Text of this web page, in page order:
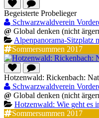
Begeisterte Probelieger
Schwarzwaldverein
@ Global denken (nicht
Alpenpanorama-Sitzplatz
Sommersummen 2017
Hotzenwald: Rickenbach:
Schwarzwaldverein
@ Global denken (nicht
Hotzenwald: Wie geht es
Sommersummen 2017